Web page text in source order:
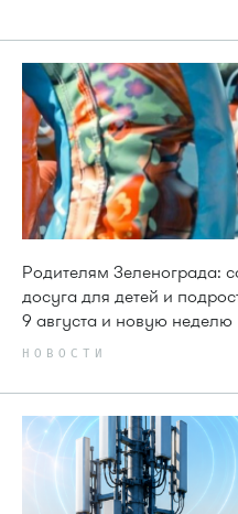
Родителям Зеленограда:
досуга для детей и
9 августа и новую неделю
НОВОСТИ